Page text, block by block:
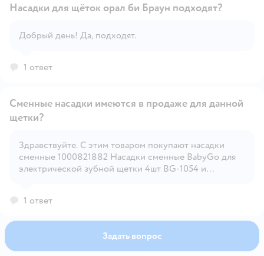
Открыть вопрос
Насадки для щёток орал би Браун подходят?
Добрый день! Да, подходят.
1 ответ
Открыть вопрос
Сменные насадки имеются в продаже для данной
щетки?
Здравствуйте. С этим товаром покупают насадки
сменные 1000821882 Насадки сменные BabyGo для
электрической зубной щетки 4шт BG-1054 и
1 ответ
Задать вопрос